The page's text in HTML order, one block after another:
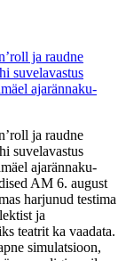
ja raudne
suvelavastus
ajarännaku-
ja raudne
suvelavastus
ajarännaku-
AM 6. august
harjunud testima
ja
teatrit ka vaadata.
simulatsioon,